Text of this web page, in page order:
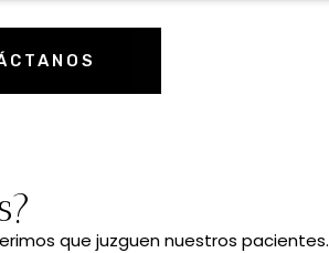
que juzguen nuestros pacientes.